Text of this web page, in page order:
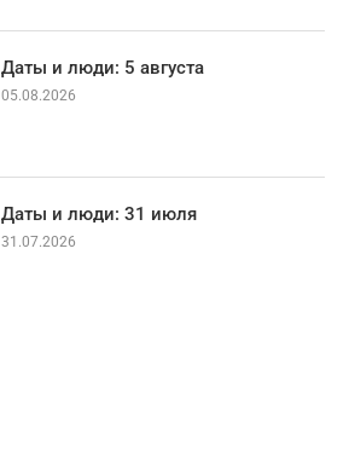
Даты и люди: 5 августа
05.08.2026
Даты и люди: 31 июля
31.07.2026